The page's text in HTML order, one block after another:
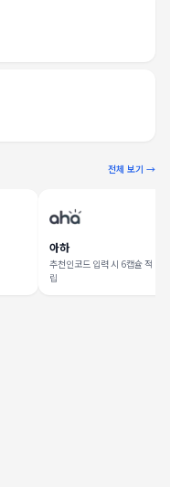
전체 보기 →
아하
추천인코드 입력 시 6캡슐 적
립